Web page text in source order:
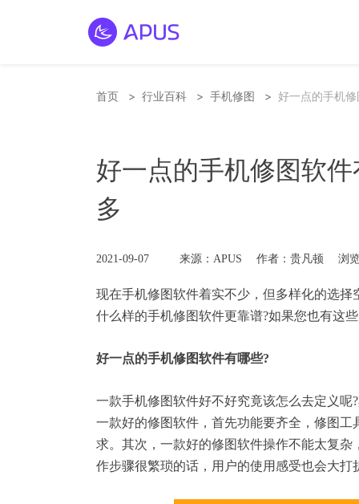
首页 > 行业百科 > 手机修图 > 好一点的手机
好一点的手机修图软
多
2021-09-07 来源：APUS 作者：贵凡顿 浏
现在手机修图软件着实不少，但多样化的选择
什么样的手机修图软件更靠谱?如果您也有这
好一点的手机修图软件有哪些?
一款手机修图软件好不好究竟该怎么去定义
一款好的修图软件，首先功能要齐全，修图
求。其次，一款好的修图软件操作不能太复
作步骤很繁琐的话，用户的使用感受也会大打